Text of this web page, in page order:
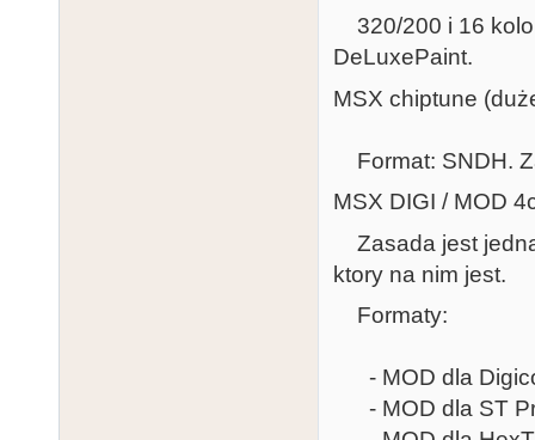
320/200 i 16
DeLuxePaint.
MSX chiptune
Format: SNDH.
MSX DIGI / MOD
Zasada jest
ktory na nim jest.
Formaty:
- MOD dla
- MOD dla ST